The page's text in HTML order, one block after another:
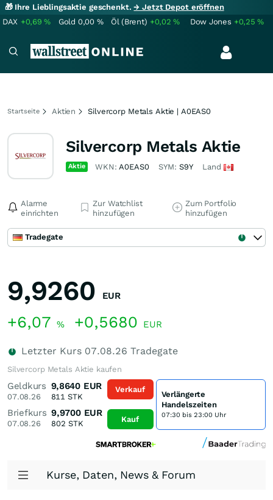
🎁 Ihre Lieblingsaktie geschenkt.→ Jetzt Depot eröffnen
DAX +0,69% Gold 0,00 % Öl (Brent) +0,02% Dow Jones +0,25%
Startseite Aktien Silvercorp Metals Aktie | A0EAS0
Silvercorp Metals Aktie
Aktie WKN:A0EAS0 SYM: S9Y Land
Alarme
einrichten
Zur Watchlist
hinzufügen
Zum Portfolio
hinzufügen
Tradegate
9,9260 EUR
+6,07 % +0,5680 EUR
Letzter Kurs 07.08.26 Tradegate
Silvercorp Metals Aktie kaufen
Geldkurs
07.08.26
9,8640 EUR
811 STK
Briefkurs
07.08.26
9,9700 EUR
802 STK
Verkauf
Kauf
Verlängerte
Handelszeiten
07:30 bis 23:00 Uhr
Kurse, Daten, News & Forum